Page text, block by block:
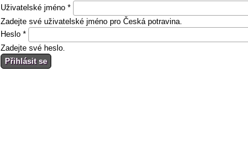
Uživatelské jméno *
Zadejte své uživatelské jméno pro Česká potravina.
Heslo *
Zadejte své heslo.